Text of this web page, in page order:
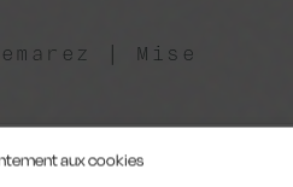
aux cookies
| Mise